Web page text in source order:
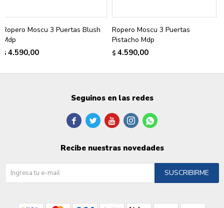
Ropero Moscu 3 Puertas Blush
Mdp
$ 4.590,00
Ropero Moscu 3 Puertas
Pistacho Mdp
$ 4.590,00
Seguinos en las redes
    
Recibe nuestras novedades
SUSCRIBIRME